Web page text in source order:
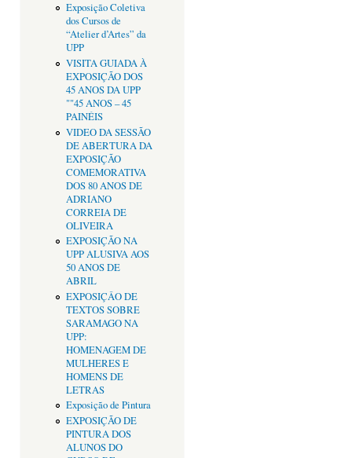
Exposição Coletiva
dos Cursos de
“Atelier d’Artes” da
UPP
VISITA GUIADA À
EXPOSIÇÃO DOS
45 ANOS DA UPP
""45 ANOS – 45
PAINÉIS
VIDEO DA SESSÃO
DE ABERTURA DA
EXPOSIÇÃO
COMEMORATIVA
DOS 80 ANOS DE
ADRIANO
CORREIA DE
OLIVEIRA
EXPOSIÇÃO NA
UPP ALUSIVA AOS
50 ANOS DE
ABRIL
EXPOSIÇÂO DE
TEXTOS SOBRE
SARAMAGO NA
UPP:
HOMENAGEM DE
MULHERES E
HOMENS DE
LETRAS
Exposição de Pintura
EXPOSIÇÃO DE
PINTURA DOS
ALUNOS DO